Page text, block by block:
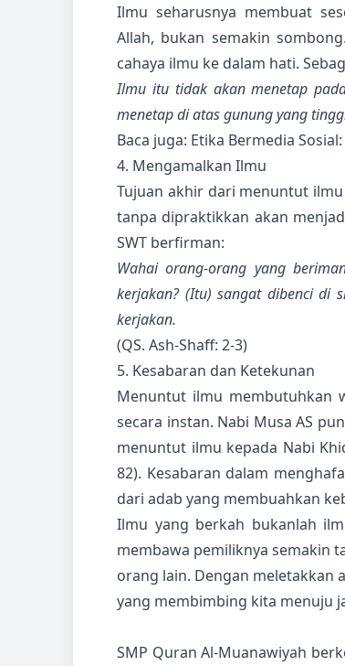
Ilmu seharusnya membuat
Allah, bukan semakin
cahaya ilmu ke dalam hati.
Ilmu itu tidak akan menetap
menetap di atas gunung yang
Baca juga: Etika Bermedia
4. Mengamalkan Ilmu
Tujuan akhir dari menuntut
tanpa dipraktikkan akan
SWT berfirman:
Wahai orang-orang yang
kerjakan? (Itu) sangat dibenci di
kerjakan.
(QS. Ash-Shaff: 2-3)
5. Kesabaran dan Ketekunan
Menuntut ilmu membutuhkan
secara instan. Nabi Musa AS
menuntut ilmu kepada Nabi
82). Kesabaran dalam
dari adab yang membuahkan
Ilmu yang berkah bukanlah
membawa pemiliknya semakin
orang lain. Dengan meletakkan
yang membimbing kita menuju
SMP Quran Al-Muanawiyah